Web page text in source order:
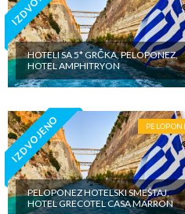
HOTELI SA 5* GRČKA, PELOPONEZ,
HOTEL AMPHITRYON
IZDVOJENO
PELOPONEZ HOTELSKI SMEŠTAJ,
HOTEL GRECOTEL CASA MARRON